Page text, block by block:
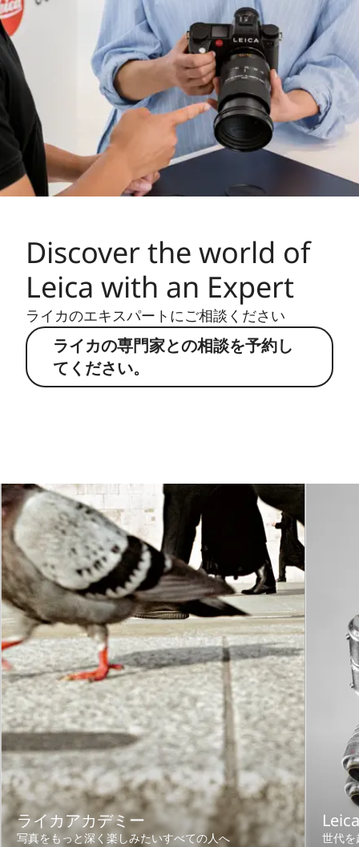
Discover the world of
Leica with an Expert
ライカのエキスパートにご相談ください
ライカの専門家との相談を予約し
てください。
ライカアカデミー
写真をもっと深く楽しみたいすべての人へ 世代を